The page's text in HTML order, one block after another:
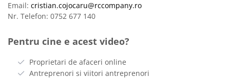
Email: cristian.cojocaru@rccompany.ro
Nr. Telefon: 0752 677 140
Pentru cine e acest video?
Proprietari de afaceri online
Antreprenori si viitori antreprenori